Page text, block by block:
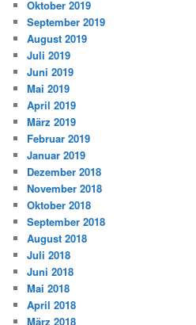
Oktober 2019
September 2019
August 2019
Juli 2019
Juni 2019
Mai 2019
April 2019
März 2019
Februar 2019
Januar 2019
Dezember 2018
November 2018
Oktober 2018
September 2018
August 2018
Juli 2018
Juni 2018
Mai 2018
April 2018
März 2018